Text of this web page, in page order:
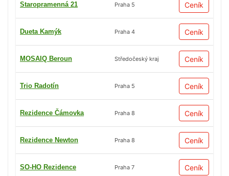
Staropramenná 21 Praha 5 Ceník
Dueta Kamýk Praha 4 Ceník
MOSAIQ Beroun Středočeský kraj Ceník
Trio Radotín Praha 5 Ceník
Rezidence Čámovka Praha 8 Ceník
Rezidence Newton Praha 8 Ceník
SO-HO Rezidence Praha 7 Ceník